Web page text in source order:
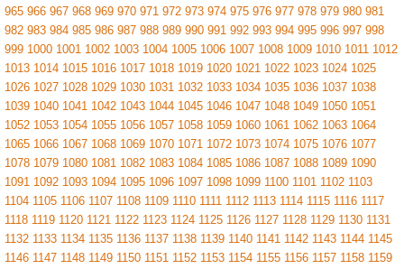
965 966 967 968 969 970 971 972 973 974 975 976 977 978 979 980 981
982 983 984 985 986 987 988 989 990 991 992 993 994 995 996 997 998
999 1000 1001 1002 1003 1004 1005 1006 1007 1008 1009 1010 1011 1012
1013 1014 1015 1016 1017 1018 1019 1020 1021 1022 1023 1024 1025
1026 1027 1028 1029 1030 1031 1032 1033 1034 1035 1036 1037 1038
1039 1040 1041 1042 1043 1044 1045 1046 1047 1048 1049 1050 1051
1052 1053 1054 1055 1056 1057 1058 1059 1060 1061 1062 1063 1064
1065 1066 1067 1068 1069 1070 1071 1072 1073 1074 1075 1076 1077
1078 1079 1080 1081 1082 1083 1084 1085 1086 1087 1088 1089 1090
1091 1092 1093 1094 1095 1096 1097 1098 1099 1100 1101 1102 1103
1104 1105 1106 1107 1108 1109 1110 1111 1112 1113 1114 1115 1116 1117
1118 1119 1120 1121 1122 1123 1124 1125 1126 1127 1128 1129 1130 1131
1132 1133 1134 1135 1136 1137 1138 1139 1140 1141 1142 1143 1144 1145
1146 1147 1148 1149 1150 1151 1152 1153 1154 1155 1156 1157 1158 1159